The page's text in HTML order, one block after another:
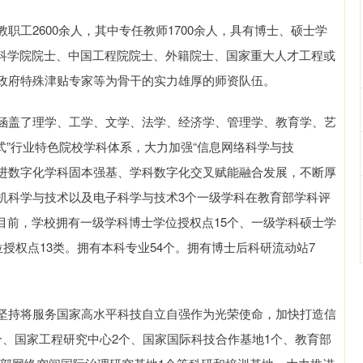
工2600余人，其中专任教师1700余人，具有博士、硕士学
院院士、中国工程院院士、外籍院士、国家重大人才工程或
特殊津贴专家等为骨干的实力雄厚的师资队伍。
了理学、工学、文学、法学、经济学、管理学、教育学、艺
行业特色院校学科体系，大力加强“信息网络科学与技
数字化学科固本强基、学科数字化交叉赋能融合发展，不断厚
学与技术以及电子科学与技术3个一级学科在教育部学科评
，学校拥有一级学科博士学位授权点15个、一级学科硕士学
权点13类。拥有本科专业54个。拥有博士后科研流动站7
将服务国家高水平科技自立自强作为光荣使命，加快打造信
国家工程研究中心2个、国家国际科技合作基地1个、教育部